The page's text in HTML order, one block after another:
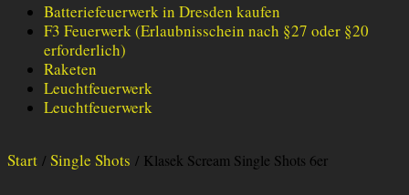
Batteriefeuerwerk in Dresden kaufen
F3 Feuerwerk (Erlaubnisschein nach §27 oder §20
erforderlich)
Raketen
Leuchtfeuerwerk
Leuchtfeuerwerk
Start / Single Shots / Klasek Scream Single Shots 6er